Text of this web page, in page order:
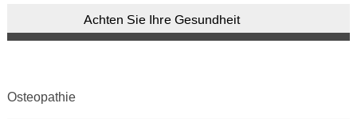
Achten Sie Ihre Gesundheit
Osteopathie